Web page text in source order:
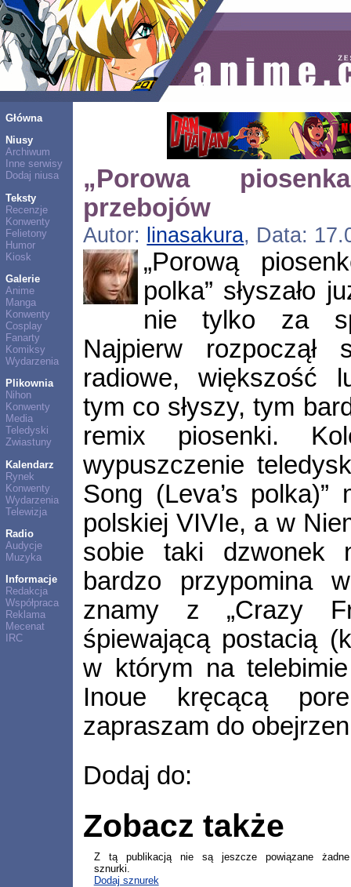
Główna
Niusy
Archiwum
Inne serwisy
Dodaj niusa
Teksty
Recenzje
Konwenty
Felietony
Humor
Kiosk
Galerie
Anime
Manga
Konwenty
Cosplay
Fanarty
Komiksy
Wydarzenia
Plikownia
Nihon
Konwenty
Media
Teledyski
Zwiastuny
Kalendarz
Rynek
Konwenty
Wydarzenia
Telewizja
Radio
Audycje
Muzyka
Informacje
Redakcja
Współpraca
Reklama
Mecenat
IRC
„Porowa
przebojów
Autor: linasakura, Data:
„Porową
polka” słyszało
nie tylko za
Najpierw
radiowe, większość
tym co słyszy, tym
remix piosenki.
wypuszczenie
Song (Leva’s
polskiej VIVIe, a w
sobie taki dzwonek
bardzo przypomina
znamy z „Crazy
śpiewającą postacią
w którym na
Inoue kręcącą
zapraszam do
Dodaj do:
Zobacz także
Z tą publikacją nie są jeszcze powiązane żadne
sznurki.
Dodaj sznurek